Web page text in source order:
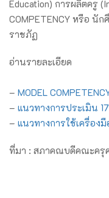
Education) การผลิตครู
COMPETENCY หรือ นัก
ราชภัฏ
อ่านรายละเอียด
– MODEL
– แนวทางการประเมิน
– แนวทางการใช้เครื่อง
ที่มา : สภาคณบดีคณะครุ